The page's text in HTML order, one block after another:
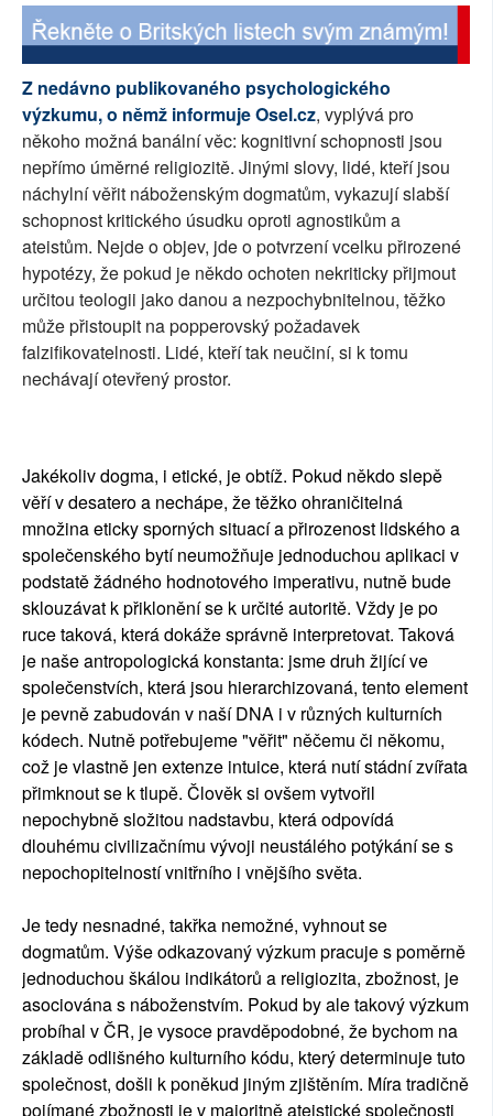
Z nedávno publikovaného psychologického
výzkumu, o němž informuje Osel.cz, vyplývá pro
někoho možná banální věc: kognitivní schopnosti jsou
nepřímo úměrné religiozitě. Jinými slovy, lidé, kteří jsou
náchylní věřit náboženským dogmatům, vykazují slabší
schopnost kritického úsudku oproti agnostikům a
ateistům. Nejde o objev, jde o potvrzení vcelku přirozené
hypotézy, že pokud je někdo ochoten nekriticky přijmout
určitou teologii jako danou a nezpochybnitelnou, těžko
může přistoupit na popperovský požadavek
falzifikovatelnosti. Lidé, kteří tak neučiní, si k tomu
nechávají otevřený prostor.
Jakékoliv dogma, i etické, je obtíž. Pokud někdo slepě
věří v desatero a nechápe, že těžko ohraničitelná
množina eticky sporných situací a přirozenost lidského a
společenského bytí neumožňuje jednoduchou aplikaci v
podstatě žádného hodnotového imperativu, nutně bude
sklouzávat k přiklonění se k určité autoritě. Vždy je po
ruce taková, která dokáže správně interpretovat. Taková
je naše antropologická konstanta: jsme druh žijící ve
společenstvích, která jsou hierarchizovaná, tento element
je pevně zabudován v naší DNA i v různých kulturních
kódech. Nutně potřebujeme "věřit" něčemu či někomu,
což je vlastně jen extenze intuice, která nutí stádní zvířata
přimknout se k tlupě. Člověk si ovšem vytvořil
nepochybně složitou nadstavbu, která odpovídá
dlouhému civilizačnímu vývoji neustálého potýkání se s
nepochopitelností vnitřního i vnějšího světa.
Je tedy nesnadné, takřka nemožné, vyhnout se
dogmatům. Výše odkazovaný výzkum pracuje s poměrně
jednoduchou škálou indikátorů a religiozita, zbožnost, je
asociována s náboženstvím. Pokud by ale takový výzkum
probíhal v ČR, je vysoce pravděpodobné, že bychom na
základě odlišného kulturního kódu, který determinuje tuto
společnost, došli k poněkud jiným zjištěním. Míra tradičně
pojímané zbožnosti je v majoritně ateistické společnosti